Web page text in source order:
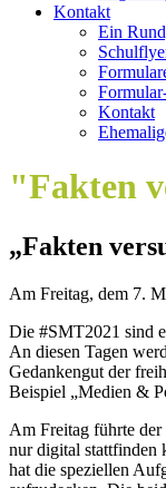
Kontakt
Ein
Kontakt
"Fakten
„Fakten
Am Freitag, dem 7.
Die #SMT2021 sind
An diesen Tagen
Gedankengut der
Beispiel „Medien &
Am Freitag führte
nur digital stattfinden
hat die speziellen